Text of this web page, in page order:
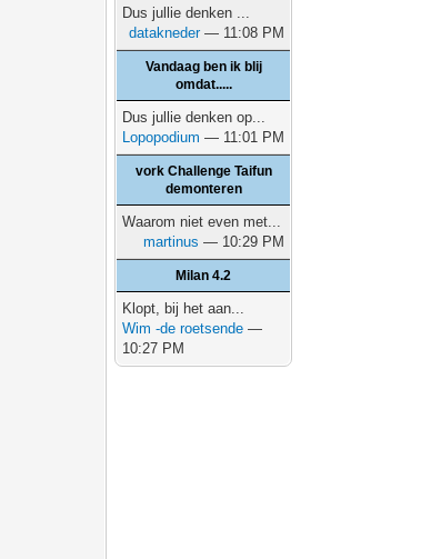
Dus jullie denken ...
datakneder— 11:08 PM
Vandaag ben ik blij
omdat.....
Dus jullie denken op...
Lopopodium — 11:01 PM
vork Challenge Taifun
demonteren
Waarom niet even met...
martinus — 10:29 PM
Milan 4.2
Klopt, bij het aan...
Wim -de roetsende —
10:27 PM